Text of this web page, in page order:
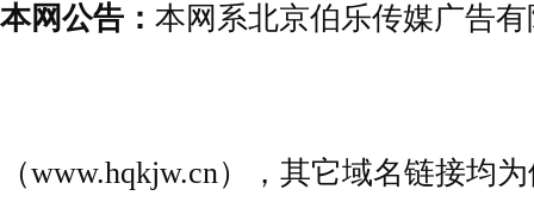
本网公告： 本网系北京伯乐传媒广告
（www.hqkjw.cn），其它域名链接均